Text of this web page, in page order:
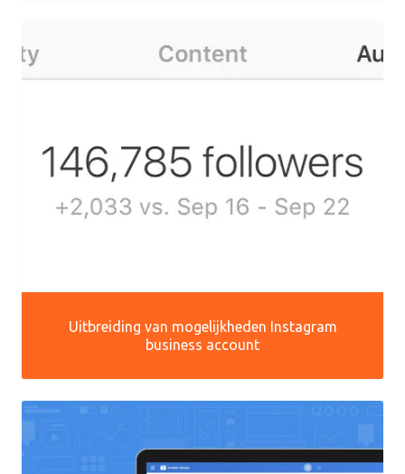
Uitbreiding van mogelijkheden Instagram
business account